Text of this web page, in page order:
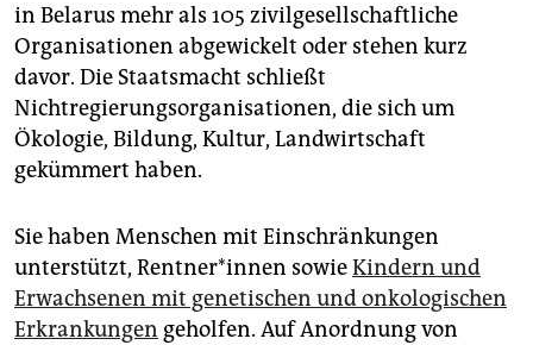
epaper login
in Belarus mehr als 105 zivilgesellschaftliche
Organisationen abgewickelt oder stehen kurz
davor. Die Staatsmacht schließt
Nichtregierungsorganisationen, die sich um
Ökologie, Bildung, Kultur, Landwirtschaft
gekümmert haben.
Sie haben Menschen mit Einschränkungen
unterstützt, Rent­ne­r*in­nen sowieKindern und
Erwachsenen mit genetischen und onkologischen
Erkrankungen geholfen. Auf Anordnung von